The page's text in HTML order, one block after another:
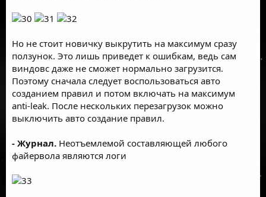
Но не стоит новичку выкрутить на максимум сразу
ползунок. Это лишь приведет к ошибкам, ведь сам
виндовс даже не сможет нормально загрузится.
Поэтому сначала следует воспользоваться авто
созданием правил и потом включать на максимум
anti-leak. После нескольких перезагрузок можно
выключить авто создание правил.
- Журнал. Неотъемлемой составляющей любого
файервола являются логи